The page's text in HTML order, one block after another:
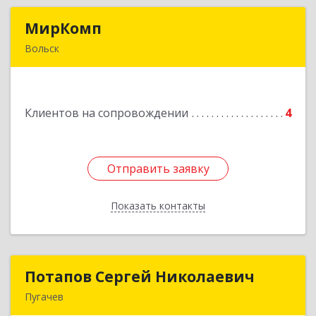
МирКомп
Вольск
Клиентов на сопровождении 4
Отправить заявку
Показать контакты
Подробнее
Отправить заявку
Назад
Потапов Сергей Николаевич
Пугачев
Потапов Сергей Николаевич